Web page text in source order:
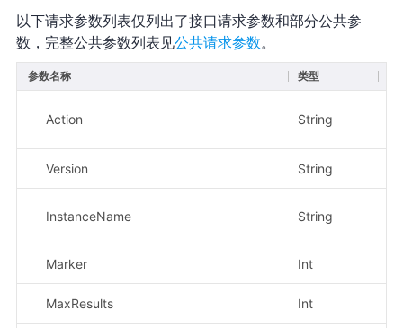
以下请求参数列表仅列出了接口请求参数和部分公共参
数，完整公共参数列表见公共请求参数。
参数名称 类型
Action String
Version String
InstanceName String
Marker Int
MaxResults Int